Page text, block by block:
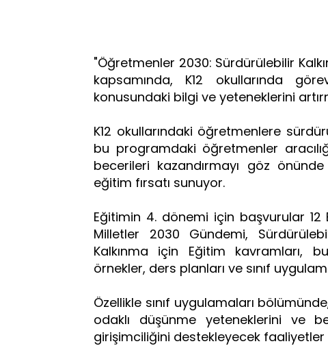
"Öğretmenler 2030: Sürdürülebilir
kapsamında, K12 okullarında
konusundaki bilgi ve yeteneklerini
K12 okullarındaki öğretmenlere
bu programdaki öğretmenler
becerileri kazandırmayı göz
eğitim fırsatı sunuyor.
Eğitimin 4. dönemi için başvurular
Milletler 2030 Gündemi,
Kalkınma için Eğitim kavramları,
örnekler, ders planları ve sınıf
Özellikle sınıf uygulamaları
odaklı düşünme yeteneklerini ve
girişimciliğini destekleyecek faaliyetler